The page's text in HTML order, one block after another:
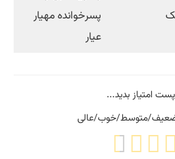
پسرخوانده مهیار
عیار
امتیاز بدید...
متوسط/خوب/عالی